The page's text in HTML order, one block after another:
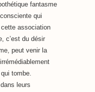
fantasme
qui
association
c’est du désir
peut venir la
tombe.
leurs